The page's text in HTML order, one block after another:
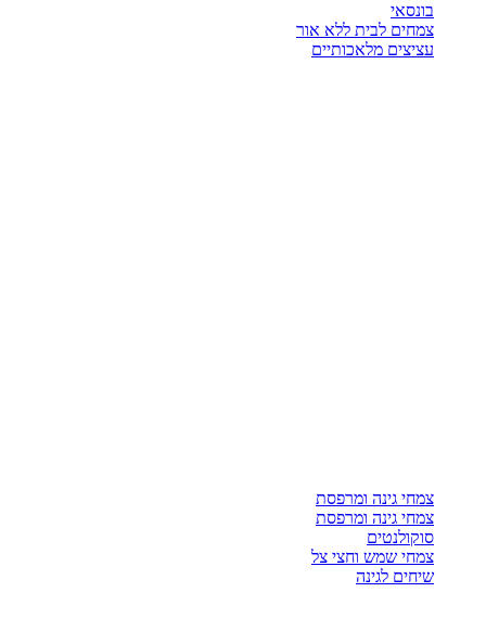
בונסאי
צמחים לבית ללא אור
עציצים מלאכותיים
צמחי גינה ומרפסת
צמחי גינה ומרפסת
סוקולנטים
צמחי שמש וחצי צל
שיחים לגינה